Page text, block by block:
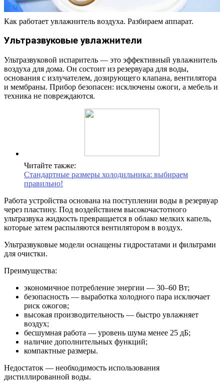
Как работает увлажнитель воздуха. Разбираем аппарат.
Ультразвуковые увлажнители
Ультразвуковой испаритель — это эффективный увлажнитель
воздуха для дома. Он состоит из резервуара для воды,
основания с излучателем, дозирующего клапана, вентилятора
и мембраны. Прибор безопасен: исключены ожоги, а мебель и
техника не повреждаются.
Читайте также:
Стандартные размеры холодильника: выбираем
правильно!
Работа устройства основана на поступлении воды в резервуар
через пластину. Под воздействием высокочастотного
ультразвука жидкость превращается в облако мелких капель,
которые затем распыляются вентилятором в воздух.
Ультразвуковые модели оснащены гидростатами и фильтрами
для очистки.
Преимущества:
экономичное потребление энергии — 30–60 Вт;
безопасность — выработка холодного пара исключает
риск ожогов;
высокая производительность — быстро увлажняет
воздух;
бесшумная работа — уровень шума менее 25 дБ;
наличие дополнительных функций;
компактные размеры.
Недостаток — необходимость использования
дистиллированной воды.